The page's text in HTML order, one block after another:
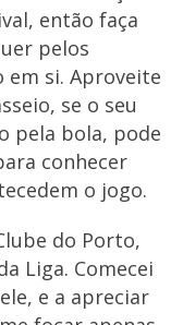
então faça
pelos
si. Aproveite
se o seu
pela bola, pode
conhecer
o jogo.
do Porto,
Liga. Comecei
e a apreciar